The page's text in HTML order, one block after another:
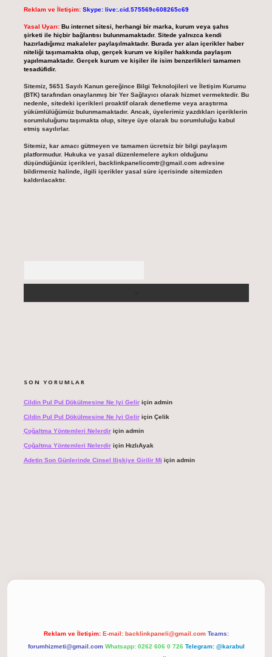
Reklam ve İletişim: Skype: live:.cid.575569c608265c69
Yasal Uyarı: Bu internet sitesi, herhangi bir marka, kurum veya şahıs
şirketi ile hiçbir bağlantısı bulunmamaktadır. Sitede yalnızca kendi
hazırladığımız makaleler paylaşılmaktadır. Burada yer alan içerikler haber
niteliği taşımamakta olup, gerçek kurum ve kişiler hakkında paylaşım
yapılmamaktadır. Gerçek kurum ve kişiler ile isim benzerlikleri tamamen
tesadüfidir.
Sitemiz, 5651 Sayılı Kanun gereğince Bilgi Teknolojileri ve İletişim Kurumu
(BTK) tarafından onaylanmış bir Yer Sağlayıcı olarak hizmet vermektedir. Bu
nedenle, sitedeki içerikleri proaktif olarak denetleme veya araştırma
yükümlülüğümüz bulunmamaktadır. Ancak, üyelerimiz yazdıkları içeriklerin
sorumluluğunu taşımakta olup, siteye üye olarak bu sorumluluğu kabul
etmiş sayılırlar.
Sitemiz, kar amacı gütmeyen ve tamamen ücretsiz bir bilgi paylaşım
platformudur. Hukuka ve yasal düzenlemelere aykırı olduğunu
düşündüğünüz içerikleri, backlinkpanelicomtr@gmail.comadresine
bildirmeniz halinde, ilgili içerikler yasal süre içerisinde sitemizden
kaldırılacaktır.
SON YORUMLAR
Cildin Pul Pul Dökülmesine Ne Iyi Geliriçin admin
Cildin Pul Pul Dökülmesine Ne Iyi Geliriçin Çelik
Çoğaltma Yöntemleri Nelerdiriçin admin
Çoğaltma Yöntemleri Nelerdiriçin HızlıAyak
Adetin Son Günlerinde Cinsel Ilişkiye Girilir Mi için admin
Reklam ve İletişim: E-mail: backlinkpaneli@gmail.com Teams:
forumhizmeti@gmail.com Whatsapp: 0262 606 0 726 Telegram: @karabul